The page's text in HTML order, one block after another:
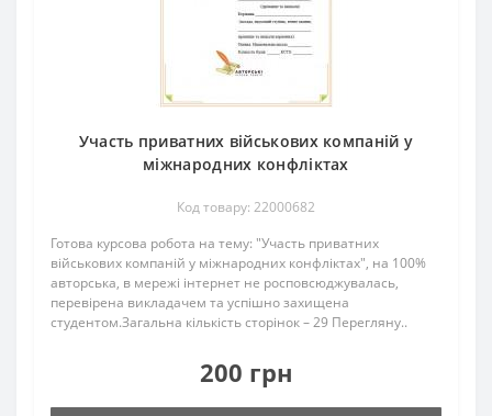
Участь приватних військових компаній у
міжнародних конфліктах
Код товару: 22000682
Готова курсова робота на тему: "Участь приватних
військових компаній у міжнародних конфліктах", на 100%
авторська, в мережі інтернет не росповсюджувалась,
перевірена викладачем та успішно захищена
студентом.Загальна кількість сторінок – 29 Перегляну..
200 грн